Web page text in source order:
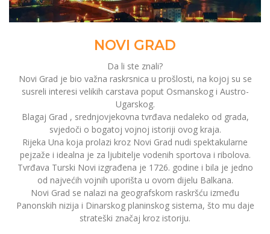
NOVI GRAD
Da li ste znali?
Novi Grad je bio važna raskrsnica u prošlosti, na kojoj su se
susreli interesi velikih carstava poput Osmanskog i Austro-
Ugarskog.
Blagaj Grad , srednjovjekovna tvrđava nedaleko od grada,
svjedoči o bogatoj vojnoj istoriji ovog kraja.
Rijeka Una koja prolazi kroz Novi Grad nudi spektakularne
pejzaže i idealna je za ljubitelje vodenih sportova i ribolova.
Tvrđava Turski Novi izgrađena je 1726. godine i bila je jedno
od najvećih vojnih uporišta u ovom dijelu Balkana.
Novi Grad se nalazi na geografskom raskršću između
Panonskih nizija i Dinarskog planinskog sistema, što mu daje
strateški značaj kroz istoriju.